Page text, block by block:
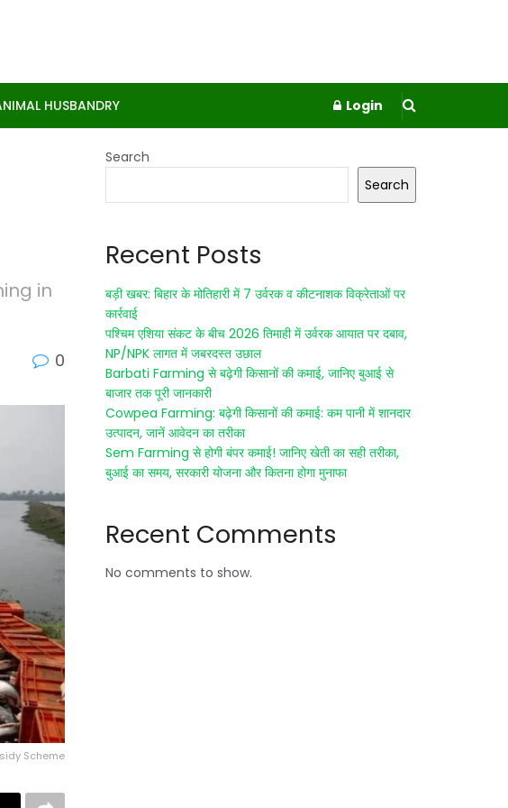
HUSBANDRY Login
in
0
Scheme
Search
Search
Recent Posts
बड़ी खबर: बिहार के मोतिहारी में 7 उर्वरक व कीटनाशक विक्रेताओं पर
कार्रवाई
पश्चिम एशिया संकट के बीच 2026 तिमाही में उर्वरक आयात पर दबाव,
NP/NPK लागत में जबरदस्त उछाल
Barbati Farming से बढ़ेगी किसानों की कमाई, जानिए बुआई से
बाजार तक पूरी जानकारी
Cowpea Farming: बढ़ेगी किसानों की कमाई: कम पानी में शानदार
उत्पादन, जानें आवेदन का तरीका
Sem Farming से होगी बंपर कमाई! जानिए खेती का सही तरीका,
बुआई का समय, सरकारी योजना और कितना होगा मुनाफा
Recent Comments
No comments to show.